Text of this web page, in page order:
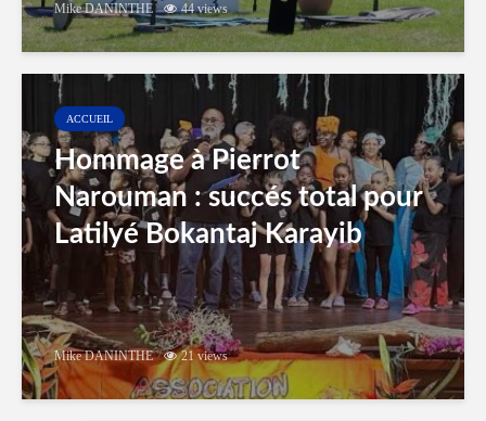
Mike DANINTHE 44 views
ACCUEIL
Hommage à Pierrot
Narouman : succés total pour
Latilyé Bokantaj Karayib
Mike DANINTHE 21 views